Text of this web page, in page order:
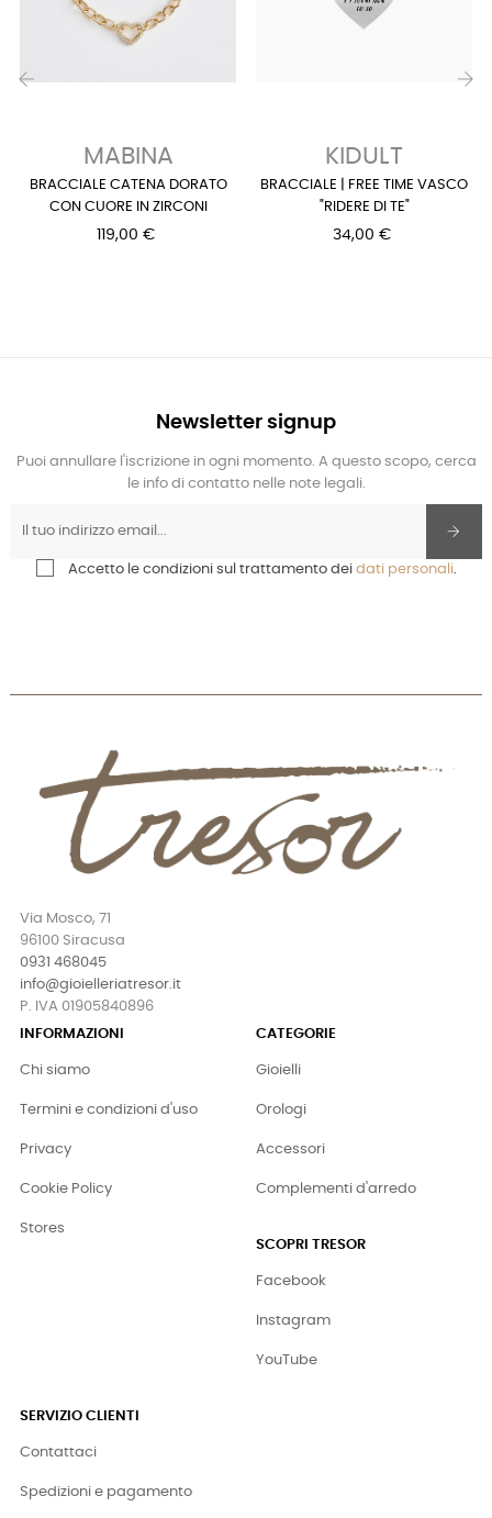
MABINA
BRACCIALE CATENA DORATO
CON CUORE IN ZIRCONI
119,00 €
KIDULT
BRACCIALE | FREE TIME VASCO
"RIDERE DI TE"
34,00 €
Newsletter signup
Puoi annullare l'iscrizione in ogni momento. A questo scopo, cerca
le info di contatto nelle note legali.
Accetto le condizioni sul trattamento dei dati personali.
Via Mosco, 71
96100 Siracusa
0931 468045
info@gioielleriatresor.it
P. IVA 01905840896
INFORMAZIONI
Chi siamo
Termini e condizioni d'uso
Privacy
Cookie Policy
Stores
CATEGORIE
Gioielli
Orologi
Accessori
Complementi d'arredo
SCOPRI TRESOR
Facebook
Instagram
YouTube
SERVIZIO CLIENTI
Contattaci
Spedizioni e pagamento